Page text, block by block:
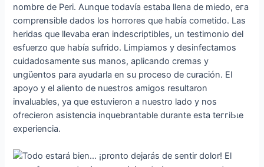
nombre de Peri. Aunque todavía estaba llena de miedo, eга
comprensible dados los horrores que había cometido. Las
heridas que llevaba eran indescriptibles, un testimonio del
esfuerzo que había sufrido. Limpiamos y desinfectamos
cuidadosamente sus manos, aplicando cremas y
ungüentos para ayudarla en su proceso de curación. El
apoyo y el aliento de nuestros amigos resultaron
invaluables, ya que estuvieron a nuestro lado y nos
ofrecieron asistencia inquebrantable durante esta teггіЬɩe
experiencia.